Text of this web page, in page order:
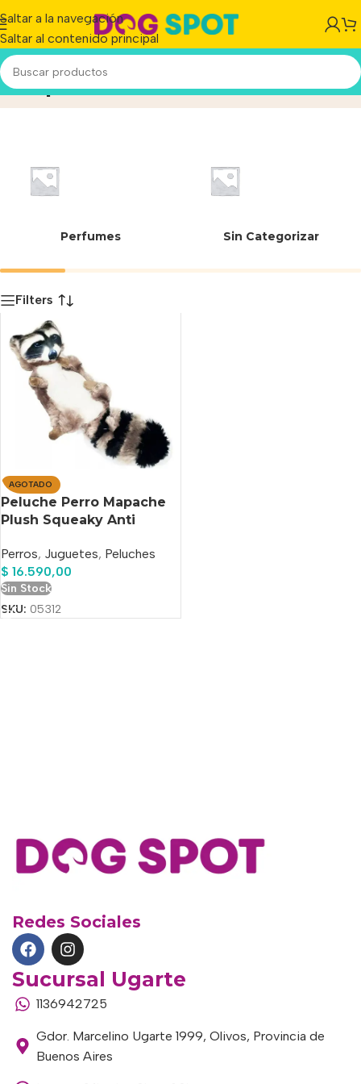
Saltar a la navegación
Saltar al contenido principal
MapacheInicio/Producto
Perfumes Sin Categorizar
Filters
AGOTADO
Peluche Perro Mapache
Plush Squeaky Anti
Perros, Juguetes, Peluches
$ 16.590,00
Sin Stock
SKU: 05312
Redes Sociales
Sucursal Ugarte
1136942725
Gdor. Marcelino Ugarte 1999, Olivos, Provincia de
Buenos Aires